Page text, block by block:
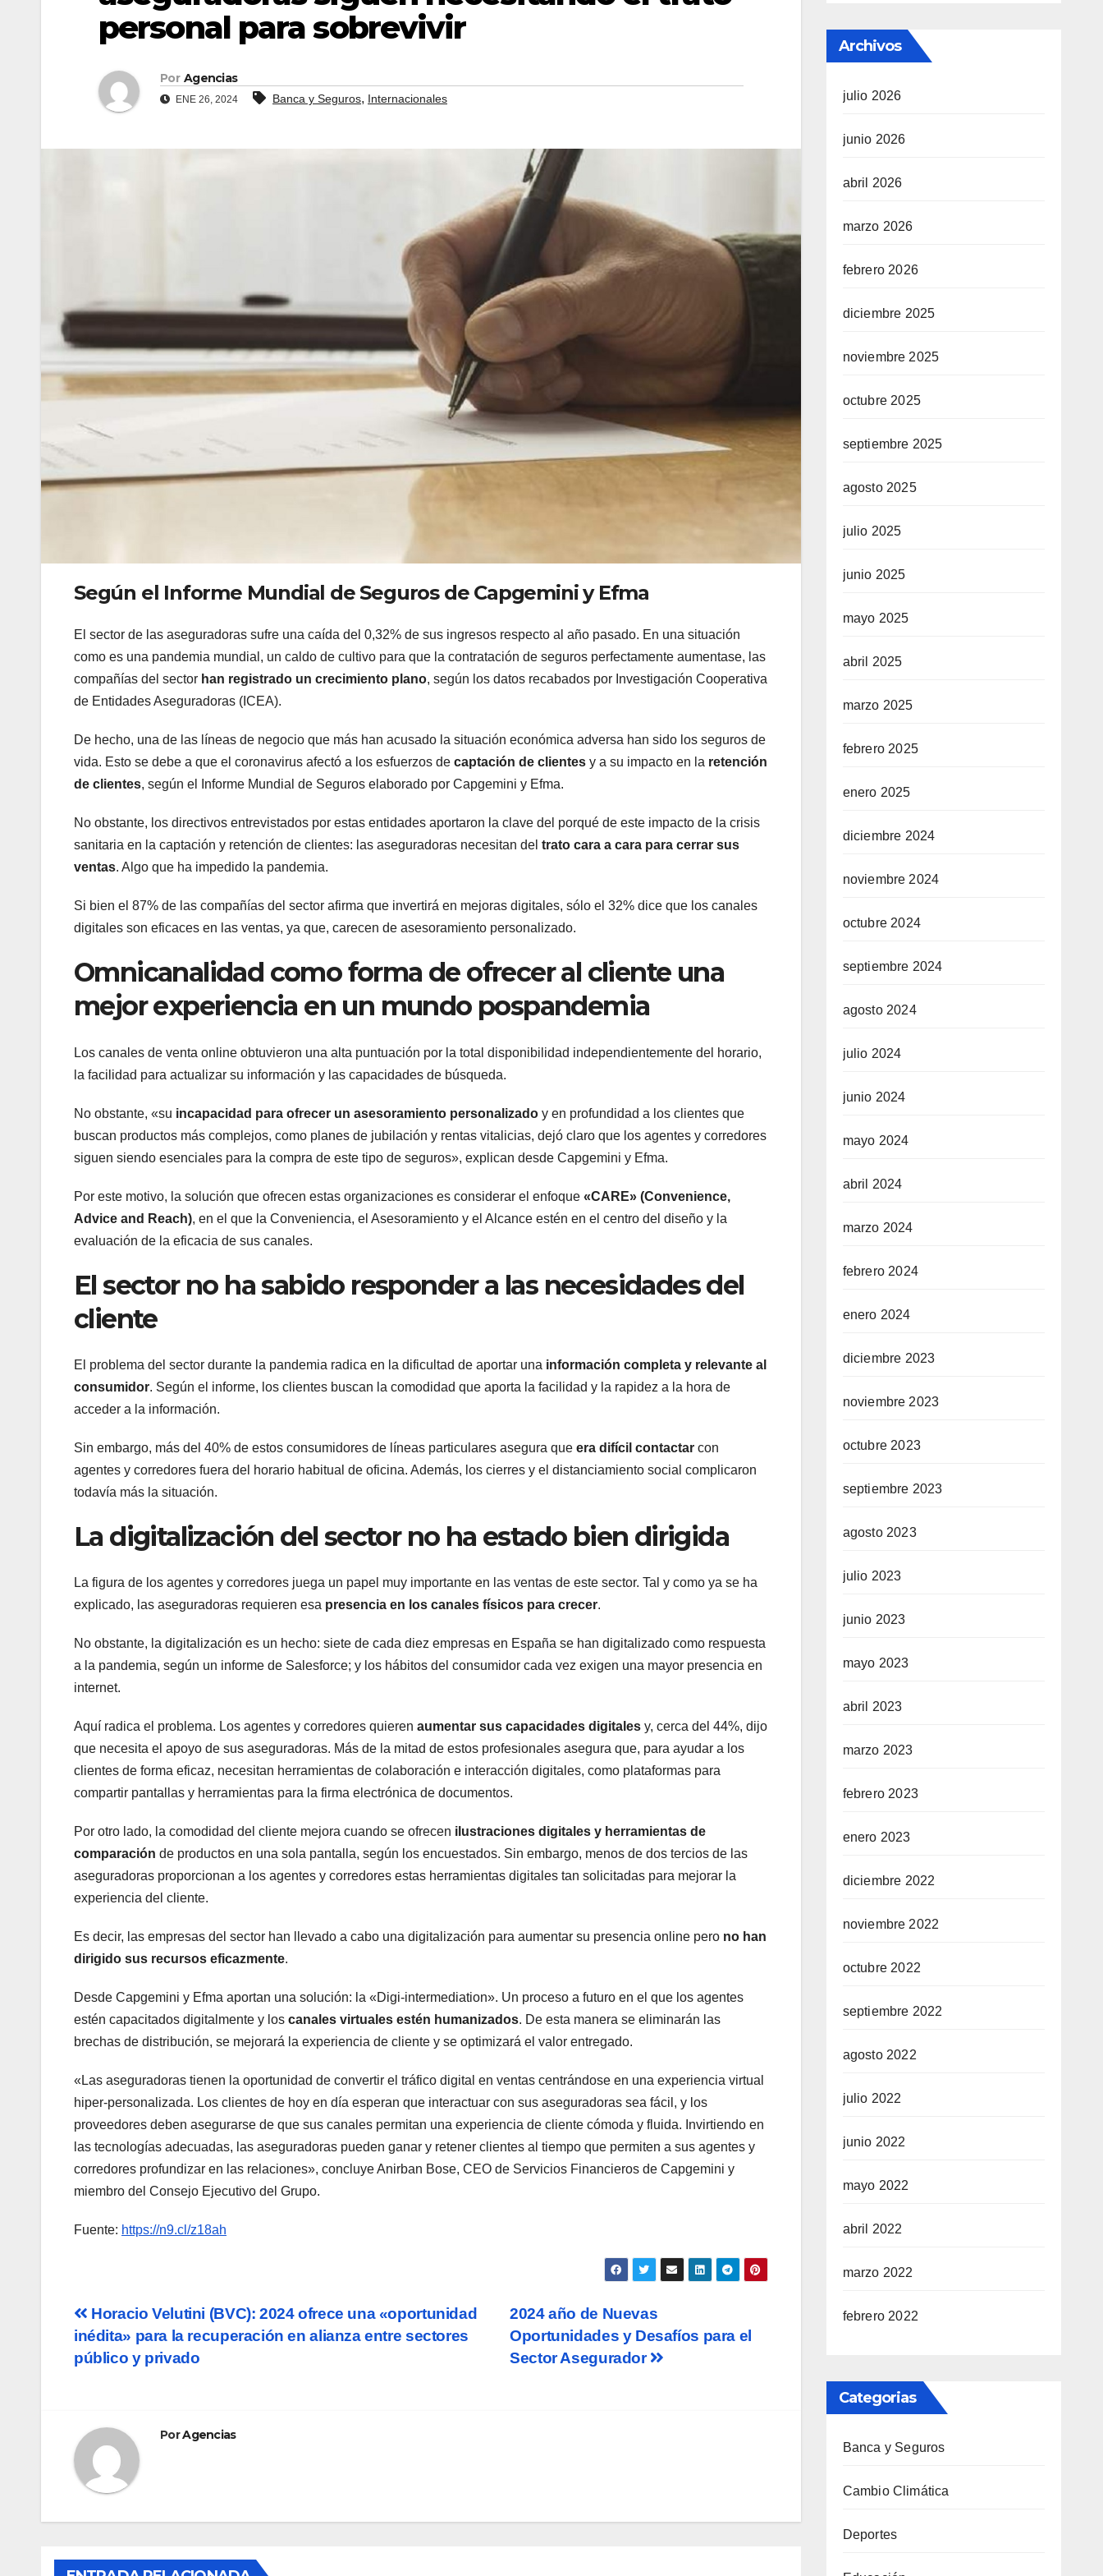
personal para sobrevivir
Por Agencias
ENE 26, 2024 Banca y Seguros, Internacionales
Según el Informe Mundial de Seguros de Capgemini y Efma
El sector de las aseguradoras sufre una caída del 0,32% de sus ingresos respecto al año pasado. En una situación
como es una pandemia mundial, un caldo de cultivo para que la contratación de seguros perfectamente aumentase, las
compañías del sector han registrado un crecimiento plano, según los datos recabados por Investigación Cooperativa
de Entidades Aseguradoras (ICEA).
De hecho, una de las líneas de negocio que más han acusado la situación económica adversa han sido los seguros de
vida. Esto se debe a que el coronavirus afectó a los esfuerzos de captación de clientes y a su impacto en la retención
de clientes, según el Informe Mundial de Seguros elaborado por Capgemini y Efma.
No obstante, los directivos entrevistados por estas entidades aportaron la clave del porqué de este impacto de la crisis
sanitaria en la captación y retención de clientes: las aseguradoras necesitan del trato cara a cara para cerrar sus
ventas. Algo que ha impedido la pandemia.
Si bien el 87% de las compañías del sector afirma que invertirá en mejoras digitales, sólo el 32% dice que los canales
digitales son eficaces en las ventas, ya que, carecen de asesoramiento personalizado.
Omnicanalidad como forma de ofrecer al cliente una
mejor experiencia en un mundo pospandemia
Los canales de venta online obtuvieron una alta puntuación por la total disponibilidad independientemente del horario,
la facilidad para actualizar su información y las capacidades de búsqueda.
No obstante, «su incapacidad para ofrecer un asesoramiento personalizado y en profundidad a los clientes que
buscan productos más complejos, como planes de jubilación y rentas vitalicias, dejó claro que los agentes y corredores
siguen siendo esenciales para la compra de este tipo de seguros», explican desde Capgemini y Efma.
Por este motivo, la solución que ofrecen estas organizaciones es considerar el enfoque «CARE» (Convenience,
Advice and Reach), en el que la Conveniencia, el Asesoramiento y el Alcance estén en el centro del diseño y la
evaluación de la eficacia de sus canales.
El sector no ha sabido responder a las necesidades del
cliente
El problema del sector durante la pandemia radica en la dificultad de aportar una información completa y relevante al
consumidor. Según el informe, los clientes buscan la comodidad que aporta la facilidad y la rapidez a la hora de
acceder a la información.
Sin embargo, más del 40% de estos consumidores de líneas particulares asegura que era difícil contactar con
agentes y corredores fuera del horario habitual de oficina. Además, los cierres y el distanciamiento social complicaron
todavía más la situación.
La digitalización del sector no ha estado bien dirigida
La figura de los agentes y corredores juega un papel muy importante en las ventas de este sector. Tal y como ya se ha
explicado, las aseguradoras requieren esa presencia en los canales físicos para crecer.
No obstante, la digitalización es un hecho: siete de cada diez empresas en España se han digitalizado como respuesta
a la pandemia, según un informe de Salesforce; y los hábitos del consumidor cada vez exigen una mayor presencia en
internet.
Aquí radica el problema. Los agentes y corredores quieren aumentar sus capacidades digitales y, cerca del 44%, dijo
que necesita el apoyo de sus aseguradoras. Más de la mitad de estos profesionales asegura que, para ayudar a los
clientes de forma eficaz, necesitan herramientas de colaboración e interacción digitales, como plataformas para
compartir pantallas y herramientas para la firma electrónica de documentos.
Por otro lado, la comodidad del cliente mejora cuando se ofrecen ilustraciones digitales y herramientas de
comparación de productos en una sola pantalla, según los encuestados. Sin embargo, menos de dos tercios de las
aseguradoras proporcionan a los agentes y corredores estas herramientas digitales tan solicitadas para mejorar la
experiencia del cliente.
Es decir, las empresas del sector han llevado a cabo una digitalización para aumentar su presencia online pero no han
dirigido sus recursos eficazmente.
Desde Capgemini y Efma aportan una solución: la «Digi-intermediation». Un proceso a futuro en el que los agentes
estén capacitados digitalmente y los canales virtuales estén humanizados. De esta manera se eliminarán las
brechas de distribución, se mejorará la experiencia de cliente y se optimizará el valor entregado.
«Las aseguradoras tienen la oportunidad de convertir el tráfico digital en ventas centrándose en una experiencia virtual
hiper-personalizada. Los clientes de hoy en día esperan que interactuar con sus aseguradoras sea fácil, y los
proveedores deben asegurarse de que sus canales permitan una experiencia de cliente cómoda y fluida. Invirtiendo en
las tecnologías adecuadas, las aseguradoras pueden ganar y retener clientes al tiempo que permiten a sus agentes y
corredores profundizar en las relaciones», concluye Anirban Bose, CEO de Servicios Financieros de Capgemini y
miembro del Consejo Ejecutivo del Grupo.
Fuente: https://n9.cl/z18ah
Navegación
de
2024 año de Nuevas
Oportunidades y Desafíos para el
Sector Asegurador
Horacio Velutini (BVC): 2024 ofrece una «oportunidad
inédita» para la recuperación en alianza entre sectores
público y privado
PorAgencias
Archivos
julio 2026
junio 2026
abril 2026
marzo 2026
febrero 2026
diciembre 2025
noviembre 2025
octubre 2025
septiembre 2025
agosto 2025
julio 2025
junio 2025
mayo 2025
abril 2025
marzo 2025
febrero 2025
enero 2025
diciembre 2024
noviembre 2024
octubre 2024
septiembre 2024
agosto 2024
julio 2024
junio 2024
mayo 2024
abril 2024
marzo 2024
febrero 2024
enero 2024
diciembre 2023
noviembre 2023
octubre 2023
septiembre 2023
agosto 2023
julio 2023
junio 2023
mayo 2023
abril 2023
marzo 2023
febrero 2023
enero 2023
diciembre 2022
noviembre 2022
octubre 2022
septiembre 2022
agosto 2022
julio 2022
junio 2022
mayo 2022
abril 2022
marzo 2022
febrero 2022
Categorias
Banca y Seguros
Cambio Climática
Deportes